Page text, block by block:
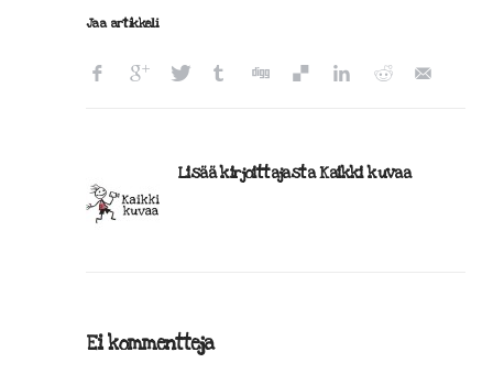
Jaa artikkeli
Lisää kirjoittajasta Kaikki kuvaa
Ei kommentteja